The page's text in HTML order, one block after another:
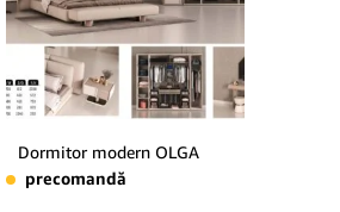
Dormitor modern OLGA
precomandă